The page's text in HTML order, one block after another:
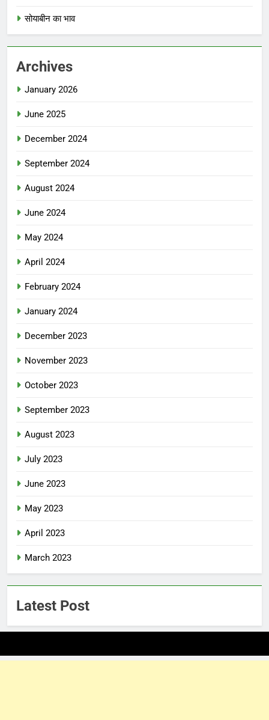
सोयाबीन का भाव
Archives
January 2026
June 2025
December 2024
September 2024
August 2024
June 2024
May 2024
April 2024
February 2024
January 2024
December 2023
November 2023
October 2023
September 2023
August 2023
July 2023
June 2023
May 2023
April 2023
March 2023
Latest Post